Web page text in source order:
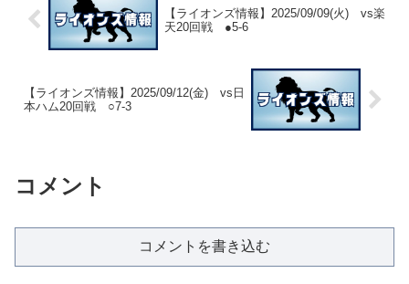
【ライオンズ情報】2025/09/09(火) vs楽
天20回戦 ●5-6
【ライオンズ情報】2025/09/12(金) vs日
本ハム20回戦 ○7-3
コメント
コメントを書き込む